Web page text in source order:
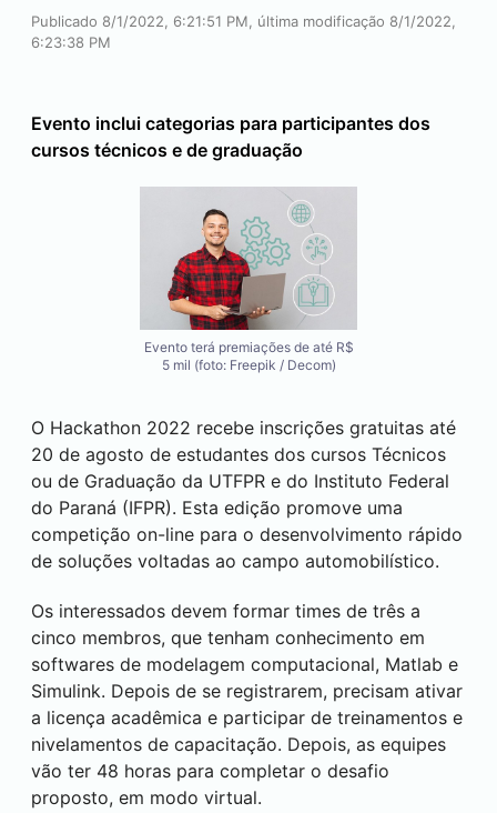
Publicado 8/1/2022, 6:21:51 PM, última modificação 8/1/2022,
6:23:38 PM
Evento inclui categorias para participantes dos
cursos técnicos e de graduação
Evento terá premiações de até R$
5 mil (foto: Freepik / Decom)
O Hackathon 2022 recebe inscrições gratuitas até
20 de agosto de estudantes dos cursos Técnicos
ou de Graduação da UTFPR e do Instituto Federal
do Paraná (IFPR). Esta edição promove uma
competição on-line para o desenvolvimento rápido
de soluções voltadas ao campo automobilístico.
Os interessados devem formar times de três a
cinco membros, que tenham conhecimento em
softwares de modelagem computacional, Matlab e
Simulink. Depois de se registrarem, precisam ativar
a licença acadêmica e participar de treinamentos e
nivelamentos de capacitação. Depois, as equipes
vão ter 48 horas para completar o desafio
proposto, em modo virtual.